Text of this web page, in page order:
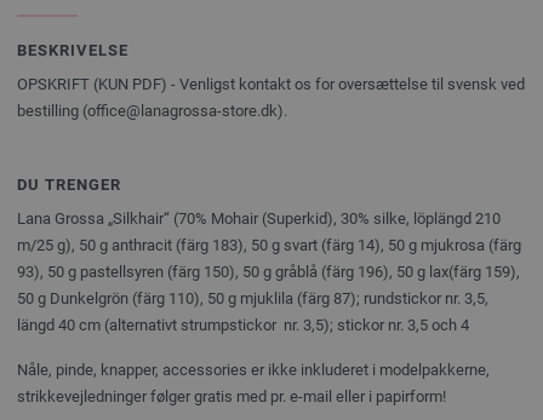
BESKRIVELSE
OPSKRIFT (KUN PDF) - Venligst kontakt os for oversættelse til svensk ved
bestilling (office@lanagrossa-store.dk).
DU TRENGER
Lana Grossa „Silkhair“ (70% Mohair (Superkid), 30% silke, löplängd 210
m/25 g), 50 g anthracit (färg 183), 50 g svart (färg 14), 50 g mjukrosa (färg
93), 50 g pastellsyren (färg 150), 50 g gråblå (färg 196), 50 g lax(färg 159),
50 g Dunkelgrön (färg 110), 50 g mjuklila (färg 87); rundstickor nr. 3,5,
längd 40 cm (alternativt strumpstickor nr. 3,5); stickor nr. 3,5 och 4
Nåle, pinde, knapper, accessories er ikke inkluderet i modelpakkerne,
strikkevejledninger følger gratis med pr. e-mail eller i papirform!